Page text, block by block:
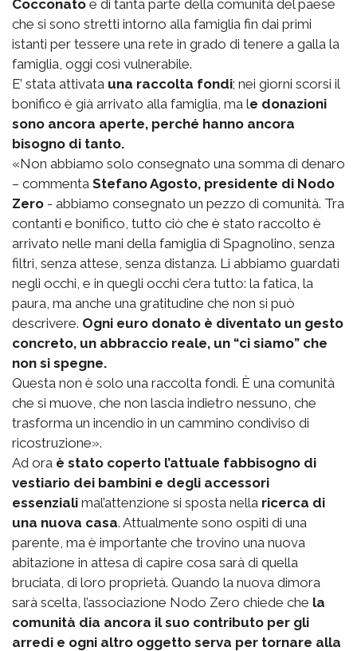
Cocconato e di tanta parte della comunità del paese
che si sono stretti intorno alla famiglia fin dai primi
istanti per tessere una rete in grado di tenere a galla la
famiglia, oggi così vulnerabile.
E’ stata attivata una raccolta fondi; nei giorni scorsi il
bonifico è già arrivato alla famiglia, ma le donazioni
sono ancora aperte, perché hanno ancora
bisogno di tanto.
«Non abbiamo solo consegnato una somma di denaro
– commenta Stefano Agosto, presidente di Nodo
Zero - abbiamo consegnato un pezzo di comunità. Tra
contanti e bonifico, tutto ciò che è stato raccolto è
arrivato nelle mani della famiglia di Spagnolino, senza
filtri, senza attese, senza distanza. Li abbiamo guardati
negli occhi, e in quegli occhi c’era tutto: la fatica, la
paura, ma anche una gratitudine che non si può
descrivere. Ogni euro donato è diventato un gesto
concreto, un abbraccio reale, un “ci siamo” che
non si spegne.
Questa non è solo una raccolta fondi. È una comunità
che si muove, che non lascia indietro nessuno, che
trasforma un incendio in un cammino condiviso di
ricostruzione».
Ad ora è stato coperto l’attuale fabbisogno di
vestiario dei bambini e degli accessori
essenziali mal’attenzione si sposta nella ricerca di
una nuova casa. Attualmente sono ospiti di una
parente, ma è importante che trovino una nuova
abitazione in attesa di capire cosa sarà di quella
bruciata, di loro proprietà. Quando la nuova dimora
sarà scelta, l’associazione Nodo Zero chiede che la
comunità dia ancora il suo contributo per gli
arredi e ogni altro oggetto serva per tornare alla